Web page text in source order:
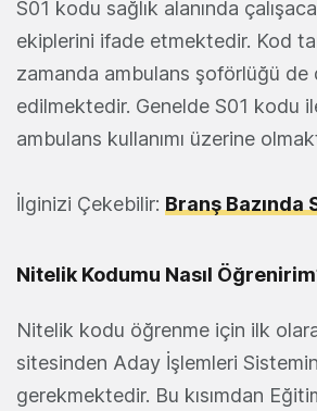
S01 kodu sağlık alanında
ekiplerini ifade etmektedir. Kod
zamanda ambulans şoförlüğü de
edilmektedir. Genelde S01 kodu
ambulans kullanımı üzerine
İlginizi Çekebilir: Branş Bazında
Nitelik Kodumu Nasıl
Nitelik kodu öğrenme için ilk
sitesinden Aday İşlemleri
gerekmektedir. Bu kısımdan